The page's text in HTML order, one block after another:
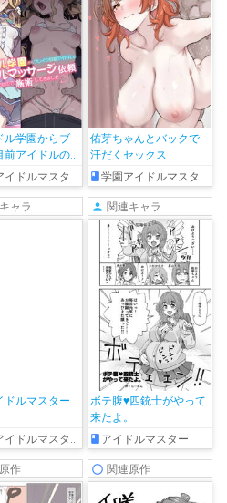
ル学園からブ
前アイドルの
ッサージ依頼
ので施術して
。
ドルマスター
佑芽ちゃんとバックで
汗だくセックス
学園アイドルマスター
ャラ
ドルマスター
ドルマスター
関連キャラ
ボテ腹♥四銃士がやって
来たよ。
アイドルマスター
作 関連原作